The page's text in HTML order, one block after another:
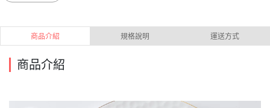
商品介紹 規格說明 運送方式
商品介紹